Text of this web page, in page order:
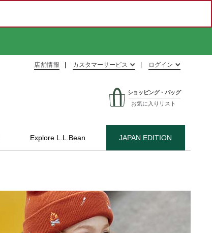
店舗情報 カスタマーサービス ログイン
ショッピング・バッグ
お気に入りリスト
Explore L.L.Bean JAPAN EDITION